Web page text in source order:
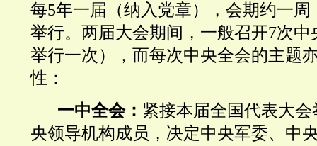
每5年一届（纳入党章），会期约一
举行。两届大会期间，一般召开7次中
举行一次）
，而每次中央全会的主题
性：
一中全会： 紧接本届全国代表大
央领导机构成员，决定中央军委、中